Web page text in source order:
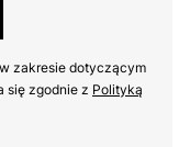
zakresie dotyczącym
zgodnie z Polityką